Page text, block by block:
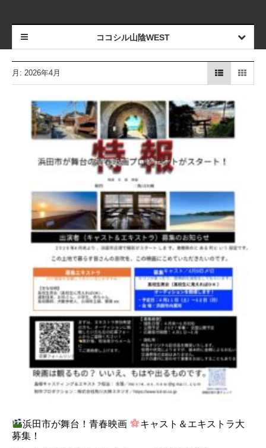
ココシル山陰WEST
月: 2026年4月
浜田市が舞台！青春映画
キャスト＆エキストラ大
募集！